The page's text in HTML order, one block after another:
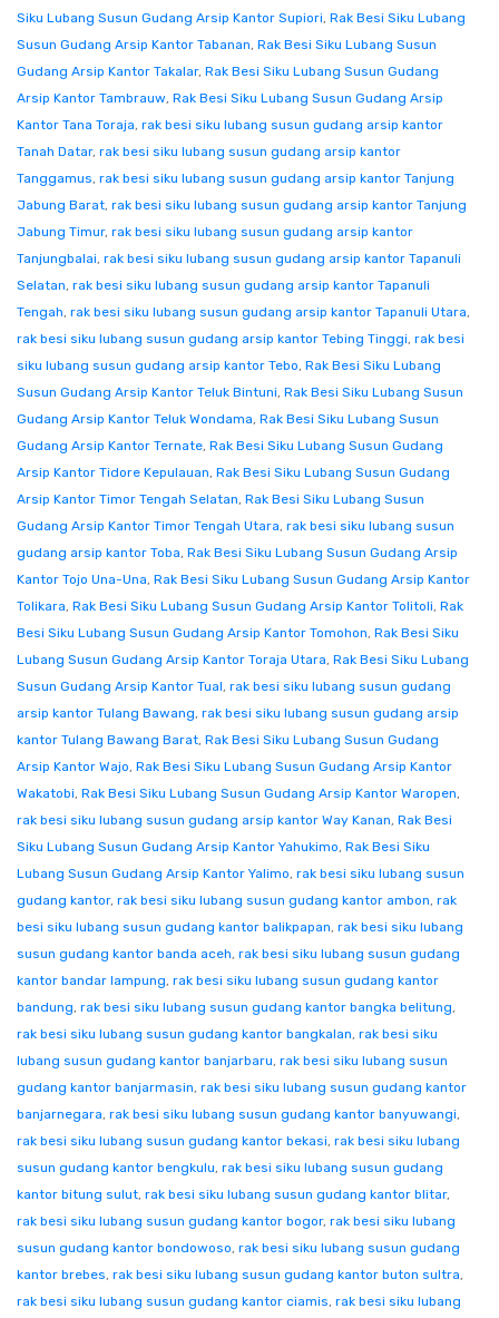
Siku Lubang Susun Gudang Arsip Kantor Supiori, Rak Besi Siku Lubang
Susun Gudang Arsip Kantor Tabanan, Rak Besi Siku Lubang Susun
Gudang Arsip Kantor Takalar, Rak Besi Siku Lubang Susun Gudang
Arsip Kantor Tambrauw, Rak Besi Siku Lubang Susun Gudang Arsip
Kantor Tana Toraja, rak besi siku lubang susun gudang arsip kantor
Tanah Datar, rak besi siku lubang susun gudang arsip kantor
Tanggamus, rak besi siku lubang susun gudang arsip kantor Tanjung
Jabung Barat, rak besi siku lubang susun gudang arsip kantor Tanjung
Jabung Timur, rak besi siku lubang susun gudang arsip kantor
Tanjungbalai, rak besi siku lubang susun gudang arsip kantor Tapanuli
Selatan, rak besi siku lubang susun gudang arsip kantor Tapanuli
Tengah, rak besi siku lubang susun gudang arsip kantor Tapanuli Utara,
rak besi siku lubang susun gudang arsip kantor Tebing Tinggi, rak besi
siku lubang susun gudang arsip kantor Tebo, Rak Besi Siku Lubang
Susun Gudang Arsip Kantor Teluk Bintuni, Rak Besi Siku Lubang Susun
Gudang Arsip Kantor Teluk Wondama, Rak Besi Siku Lubang Susun
Gudang Arsip Kantor Ternate, Rak Besi Siku Lubang Susun Gudang
Arsip Kantor Tidore Kepulauan, Rak Besi Siku Lubang Susun Gudang
Arsip Kantor Timor Tengah Selatan, Rak Besi Siku Lubang Susun
Gudang Arsip Kantor Timor Tengah Utara, rak besi siku lubang susun
gudang arsip kantor Toba, Rak Besi Siku Lubang Susun Gudang Arsip
Kantor Tojo Una-Una, Rak Besi Siku Lubang Susun Gudang Arsip Kantor
Tolikara, Rak Besi Siku Lubang Susun Gudang Arsip Kantor Tolitoli, Rak
Besi Siku Lubang Susun Gudang Arsip Kantor Tomohon, Rak Besi Siku
Lubang Susun Gudang Arsip Kantor Toraja Utara, Rak Besi Siku Lubang
Susun Gudang Arsip Kantor Tual, rak besi siku lubang susun gudang
arsip kantor Tulang Bawang, rak besi siku lubang susun gudang arsip
kantor Tulang Bawang Barat, Rak Besi Siku Lubang Susun Gudang
Arsip Kantor Wajo, Rak Besi Siku Lubang Susun Gudang Arsip Kantor
Wakatobi, Rak Besi Siku Lubang Susun Gudang Arsip Kantor Waropen,
rak besi siku lubang susun gudang arsip kantor Way Kanan, Rak Besi
Siku Lubang Susun Gudang Arsip Kantor Yahukimo, Rak Besi Siku
Lubang Susun Gudang Arsip Kantor Yalimo, rak besi siku lubang susun
gudang kantor, rak besi siku lubang susun gudang kantor ambon, rak
besi siku lubang susun gudang kantor balikpapan, rak besi siku lubang
susun gudang kantor banda aceh, rak besi siku lubang susun gudang
kantor bandar lampung, rak besi siku lubang susun gudang kantor
bandung, rak besi siku lubang susun gudang kantor bangka belitung,
rak besi siku lubang susun gudang kantor bangkalan, rak besi siku
lubang susun gudang kantor banjarbaru, rak besi siku lubang susun
gudang kantor banjarmasin, rak besi siku lubang susun gudang kantor
banjarnegara, rak besi siku lubang susun gudang kantor banyuwangi,
rak besi siku lubang susun gudang kantor bekasi, rak besi siku lubang
susun gudang kantor bengkulu, rak besi siku lubang susun gudang
kantor bitung sulut, rak besi siku lubang susun gudang kantor blitar,
rak besi siku lubang susun gudang kantor bogor, rak besi siku lubang
susun gudang kantor bondowoso, rak besi siku lubang susun gudang
kantor brebes, rak besi siku lubang susun gudang kantor buton sultra,
rak besi siku lubang susun gudang kantor ciamis, rak besi siku lubang